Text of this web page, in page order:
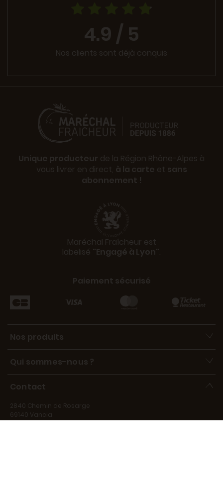
4.9 / 5
Nos clients sont déjà conquis
Unique producteur de la Région Rhône-Alpes à
vous livrer en direct, à la carte et sans
abonnement !
Maréchal Fraîcheur est
labelisé "Engagé à Lyon".
Paiement sécurisé
Nos produits
Qui sommes-nous ?
Contact
2840 Chemin de Rosarge
69140 Vancia